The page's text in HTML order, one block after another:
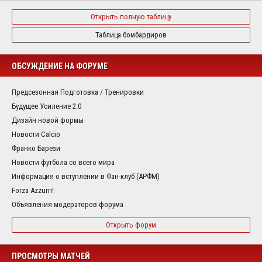
Открыть полную таблицу
Таблица бомбардиров
ОБСУЖДЕНИЕ НА ФОРУМЕ
Предсезонная Подготовка / Тренировки
Будущее Усиление 2.0
Дизайн новой формы
Новости Calcio
Франко Барези
Новости футбола со всего мира
Информация о вступлении в Фан-клуб (АРФМ)
Forza Azzurri!
Объявления модераторов форума
Открыть форум
ПРОСМОТРЫ МАТЧЕЙ